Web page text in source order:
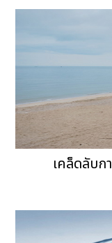
เคล็ดลับก